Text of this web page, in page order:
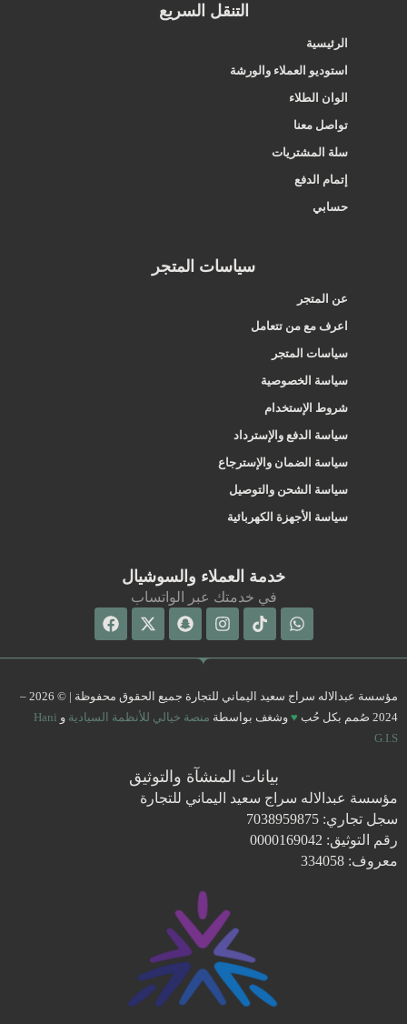
التنقل السريع
الرئيسية
استوديو العملاء والورشة
الوان الطلاء
تواصل معنا
سلة المشتريات
إتمام الدفع
حسابي
سياسات المتجر
عن المتجر
اعرف مع من تتعامل
سياسات المتجر
سياسة الخصوصية
شروط الإستخدام
سياسة الدفع والإسترداد
سياسة الضمان والإسترجاع
سياسة الشحن والتوصيل
سياسة الأجهزة الكهربائية
خدمة العملاء والسوشيال
في خدمتك عبر الواتساب
Whatsapp
Tiktok
Instagram
Snapchat
X-
twitter
Facebook
مؤسسة عبدالاله سراج سعيد اليماني للتجارة جميع الحقوق محفوظة | © 2026 –
2024 صُمم بكل حُب
♥ وشغف بواسطة منصة خيالي للأنظمة السيادية و Hani
G.I.S
بيانات المنشآة والتوثيق
مؤسسة عبدالاله سراج سعيد اليماني للتجارة
سجل تجاري: 7038959875
رقم التوثيق: 0000169042
معروف: 334058